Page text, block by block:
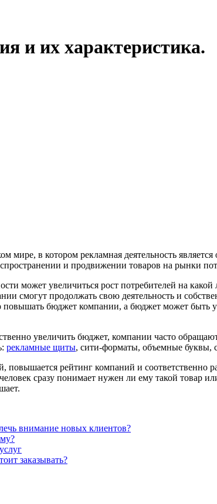
и их характеристика.
мире, в котором рекламная деятельность
и продвижении товаров на рынки
может увеличиться рост потребителей на
смогут продолжать свою деятельность и
бюджет компании, а бюджет может быть
увеличить бюджет, компании часто
рекламные щиты, сити-форматы, объемные буквы,
повышается рейтинг компаний и
сразу понимает нужен ли ему такой товар
внимание новых клиентов?
заказывать?